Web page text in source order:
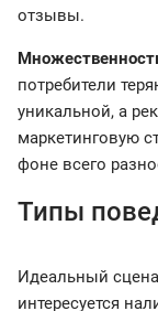
отзывы.
потребители
уникальной, а
маркетинговую
фоне всего
Типы
Идеальный
интересуется